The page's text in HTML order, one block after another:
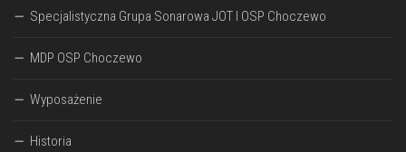
Specjalistyczna Grupa Sonarowa JOT I OSP Choczewo
MDP OSP Choczewo
Wyposażenie
Historia